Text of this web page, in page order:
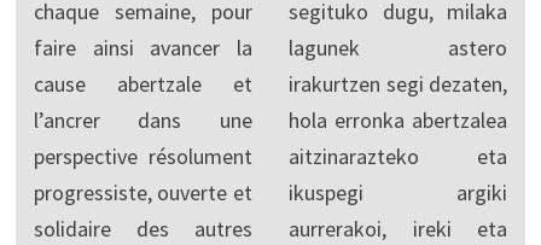
chaque semaine, pour
faire ainsi avancer la
cause abertzale et
l’ancrer dans une
perspective résolument
progressiste, ouverte et
solidaire des autres
segituko dugu, milaka
lagunek astero
irakurtzen segi dezaten,
hola erronka abertzalea
aitzinarazteko eta
ikuspegi argiki
aurrerakoi, ireki eta